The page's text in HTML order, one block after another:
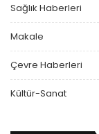
Sağlık Haberleri
Makale
Çevre Haberleri
Kültür-Sanat